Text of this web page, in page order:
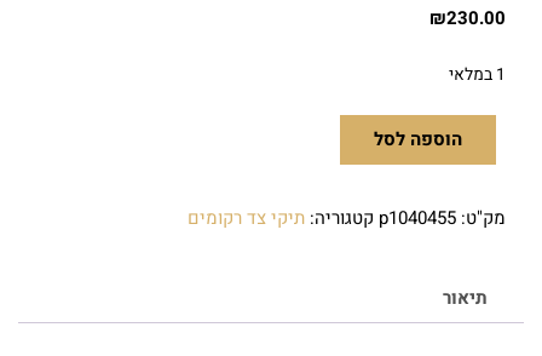
₪230.00
1 במלאי
הוספה לסל
מק"ט: p1040455 קטגוריה: תיקי צד רקומים
תיאור